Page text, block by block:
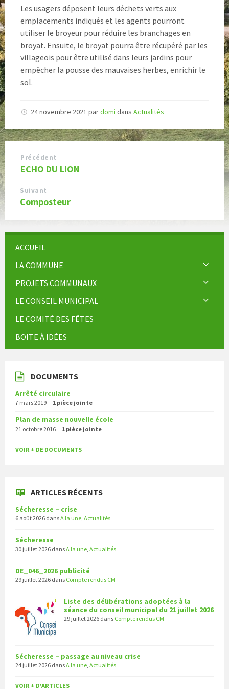
Les usagers déposent leurs déchets verts aux
emplacements indiqués et les agents pourront
utiliser le broyeur pour réduire les branchages en
broyat. Ensuite, le broyat pourra être récupéré par les
villageois pour être utilisé dans leurs jardins pour
empêcher la pousse des mauvaises herbes, enrichir le
sol.
24 novembre 2021 pardomi dans Actualités
Précédent
ECHO DU LION
Suivant
Composteur
ACCUEIL
LA COMMUNE
PROJETS COMMUNAUX
LE CONSEIL MUNICIPAL
LE COMITÉ DES FÊTES
BOITE À IDÉES
DOCUMENTS
Arrêté circulaire
7 mars 2019 1 pièce jointe
Plan de masse nouvelle école
21 octobre 2016 1 pièce jointe
VOIR + DE DOCUMENTS
ARTICLES RÉCENTS
Sécheresse – crise
6 août 2026 dansA la une Actualités
Sécheresse
30 juillet 2026 dansA la une Actualités
DE_046_2026 publicité
29 juillet 2026 dans Compte rendus CM
Liste des délibérations adoptées à la
séance du conseil municipal du 21 juillet 2026
29 juillet 2026 dans Compte rendus CM
Sécheresse – passage au niveau crise
24 juillet 2026 dansA la une Actualités
VOIR + D'ARTICLES